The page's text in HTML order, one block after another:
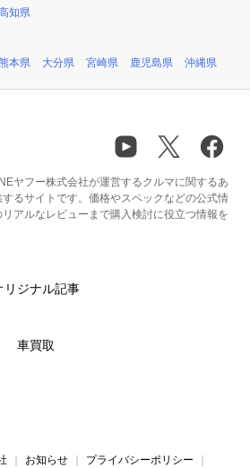
知県
本県 大分県 宮崎県 鹿児島県 沖縄県
ヤフー株式会社が運営するクルマに関するあ
るサイトです。価格やスペックなどの公式情
アルなレビューまで購入検討に役立つ情報を
リジナル記事
車買取
お知らせ プライバシーポリシー